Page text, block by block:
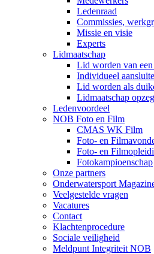
Ledenraad
Commissies,
Missie en visie
Experts
Lidmaatschap
Lid worden van
Individueel
Lid worden als
Lidmaatschap
Ledenvoordeel
NOB Foto en Film
CMAS WK Film
Foto- en
Foto- en
Fotokampioenschap
Onze partners
Onderwatersport
Veelgestelde vragen
Vacatures
Contact
Klachtenprocedure
Sociale veiligheid
Meldpunt Integriteit NOB